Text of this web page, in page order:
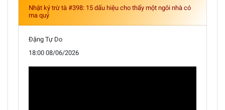
Nhật ký trừ tà #398: 15 dấu hiệu cho thấy một ngôi nhà có
ma quỷ
Đặng Tự Do
18:00 08/06/2026